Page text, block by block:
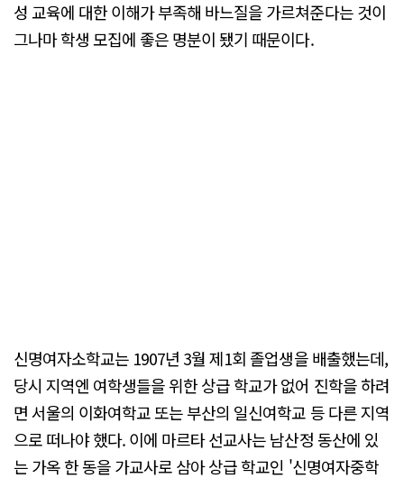
성 교육에 대한 이해가 부족해 바느질을 가르쳐준다는 것이
그나마 학생 모집에 좋은 명분이 됐기 때문이다.
신명여자소학교는 1907년 3월 제1회 졸업생을 배출했는데,
당시 지역엔 여학생들을 위한 상급 학교가 없어 진학을 하려
면 서울의 이화여학교 또는 부산의 일신여학교 등 다른 지역
으로 떠나야 했다. 이에 마르타 선교사는 남산정 동산에 있
는 가옥 한 동을 가교사로 삼아 상급 학교인 '신명여자중학